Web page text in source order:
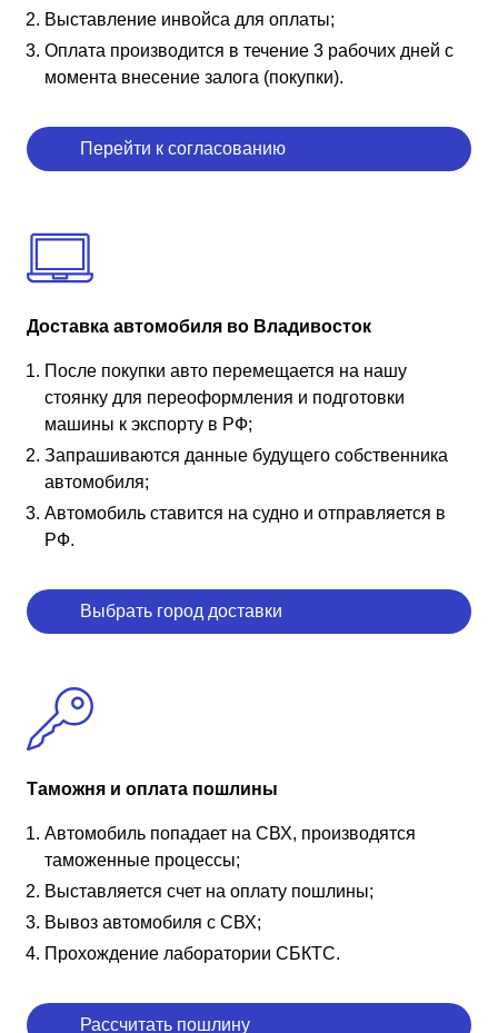
Выставление инвойса для оплаты;
Оплата производится в течение 3 рабочих дней с
момента внесение залога (покупки).
Перейти к согласованию
Доставка автомобиля во Владивосток
После покупки авто перемещается на нашу
стоянку для переоформления и подготовки
машины к экспорту в РФ;
Запрашиваются данные будущего собственника
автомобиля;
Автомобиль ставится на судно и отправляется в
РФ.
Выбрать город доставки
Таможня и оплата пошлины
Автомобиль попадает на СВХ, производятся
таможенные процессы;
Выставляется счет на оплату пошлины;
Вывоз автомобиля с СВХ;
Прохождение лаборатории СБКТС.
Рассчитать пошлину